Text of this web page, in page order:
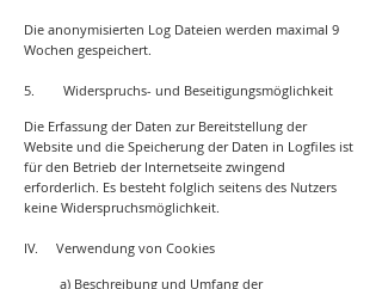
Die anonymisierten Log Dateien werden maximal 9
Wochen gespeichert.
5. Widerspruchs- und Beseitigungsmöglichkeit
Die Erfassung der Daten zur Bereitstellung der
Website und die Speicherung der Daten in Logfiles ist
für den Betrieb der Internetseite zwingend
erforderlich. Es besteht folglich seitens des Nutzers
keine Widerspruchsmöglichkeit.
IV. Verwendung von Cookies
a) Beschreibung und Umfang der